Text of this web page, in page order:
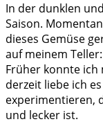
In der dunklen
Saison.
dieses Gemüse
auf meinem Teller:
Früher konnte ich
derzeit liebe ich
experimentieren,
und lecker ist.